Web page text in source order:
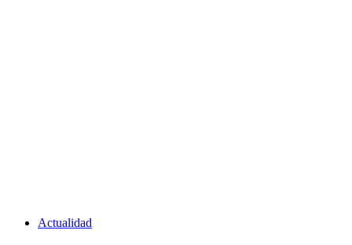
Actualidad